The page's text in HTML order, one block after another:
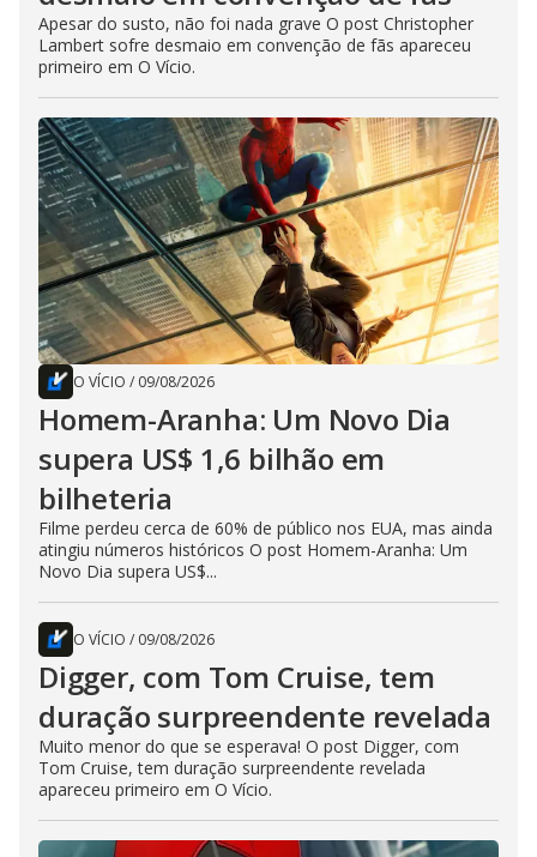
Apesar do susto, não foi nada grave O post Christopher
Lambert sofre desmaio em convenção de fãs apareceu
primeiro em O Vício.
O VÍCIO / 09/08/2026
Homem-Aranha: Um Novo Dia
supera US$ 1,6 bilhão em
bilheteria
Filme perdeu cerca de 60% de público nos EUA, mas ainda
atingiu números históricos O post Homem-Aranha: Um
Novo Dia supera US$...
O VÍCIO / 09/08/2026
Digger, com Tom Cruise, tem
duração surpreendente revelada
Muito menor do que se esperava! O post Digger, com
Tom Cruise, tem duração surpreendente revelada
apareceu primeiro em O Vício.